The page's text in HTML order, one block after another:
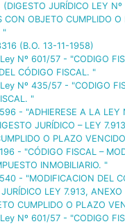
(DIGESTO JURÍDICO LEY
CON OBJETO CUMPLIDO O
"
(B.O. 13-11-1958)
Nº 601/57 - "CODIGO
CÓDIGO FISCAL. "
Nº 435/57 - "CODIGO
"
- "ADHIERESE A LA LEY
JURÍDICO – LEY
O PLAZO
- "CÓDIGO FISCAL –
INMOBILIARIO. "
- "MODIFICACION DEL
LEY 7.913,
CUMPLIDO O PLAZO
Nº 601/57 - "CODIGO